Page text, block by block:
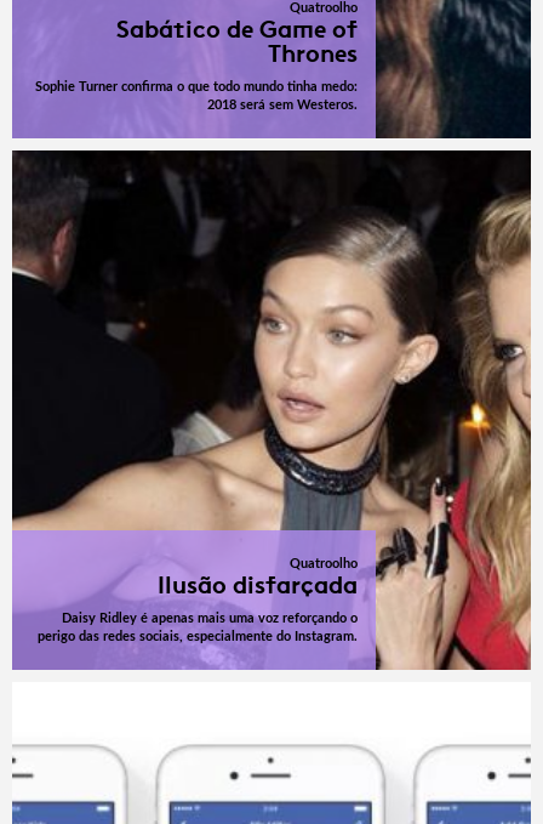
Quatroolho
Sabático de Game of
Thrones
Sophie Turner confirma o que todo mundo tinha medo:
2018 será sem Westeros.
Quatroolho
Ilusão disfarçada
Daisy Ridley é apenas mais uma voz reforçando o
perigo das redes sociais, especialmente do Instagram.